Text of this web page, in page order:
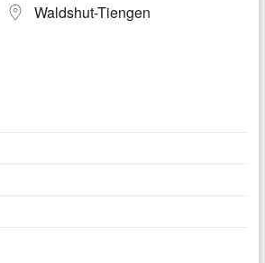
Waldshut-Tiengen